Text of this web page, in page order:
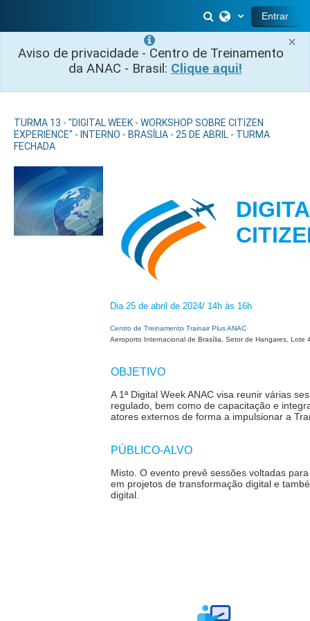
×
Aviso de privacidade - Centro de Treinamento
da ANAC - Brasil: Clique aqui!
Alternar entrada
Entrar
TURMA 13 - "DIGITAL WEEK - WORKSHOP SOBRE CITIZEN
EXPERIENCE" - INTERNO - BRASÍLIA - 25 DE ABRIL - TURMA
FECHADA
Dia 25 de abril de 2024/ 14h às 16h
Centro de Treinamento Trainair Plus ANAC
Aeroporto Internacional de Brasília, Setor de Hangares, Lote
OBJETIVO
A 1ªDigital Week ANAC visa reunir várias
regulado, bem como de capacitação e
atores externos de forma a impulsionar a
PÚBLICO-ALVO
Misto.O evento prevê sessões voltadas
em projetos de transformação digital e
digital.